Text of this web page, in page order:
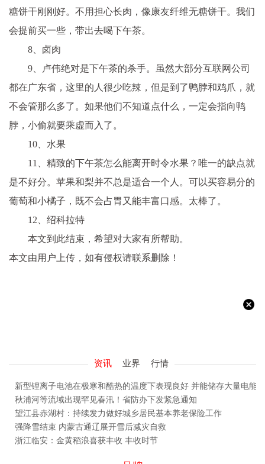
糖饼干刚刚好。不用担心长肉，像康友纤维无糖饼干。我们
会提前买一些，带出去喝下午茶。
8、卤肉
9、卢伟绝对是下午茶的杀手。虽然大部分互联网公司
都在广东省，这里的人很少吃辣，但是到了鸭脖和鸡爪，就
不会管那么多了。如果他们不知道点什么，一定会指向鸭
脖，小偷就要乘虚而入了。
10、水果
11、精致的下午茶怎么能离开时令水果？唯一的缺点就
是不好分。苹果和梨并不总是适合一个人。可以买容易分的
葡萄和小橘子，既不会占胃又能丰富口感。太棒了。
12、绍科拉特
本文到此结束，希望对大家有所帮助。
本文由用户上传，如有侵权请联系删除！
资讯 业界 行情
新型锂离子电池在极寒和酷热的温度下表现良好 并能储存大量电能
秋浦河等流域出现罕见春汛！省防办下发紧急通知
望江县赤湖村：持续发力做好城乡居民基本养老保险工作
强降雪结束 内蒙古通辽展开雪后减灾自救
浙江临安：金黄稻浪喜获丰收 丰收时节